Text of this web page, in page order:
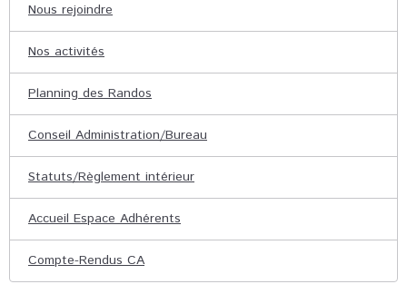
Nous rejoindre
Nos activités
Planning des Randos
Conseil Administration/Bureau
Statuts/Règlement intérieur
Accueil Espace Adhérents
Compte-Rendus CA